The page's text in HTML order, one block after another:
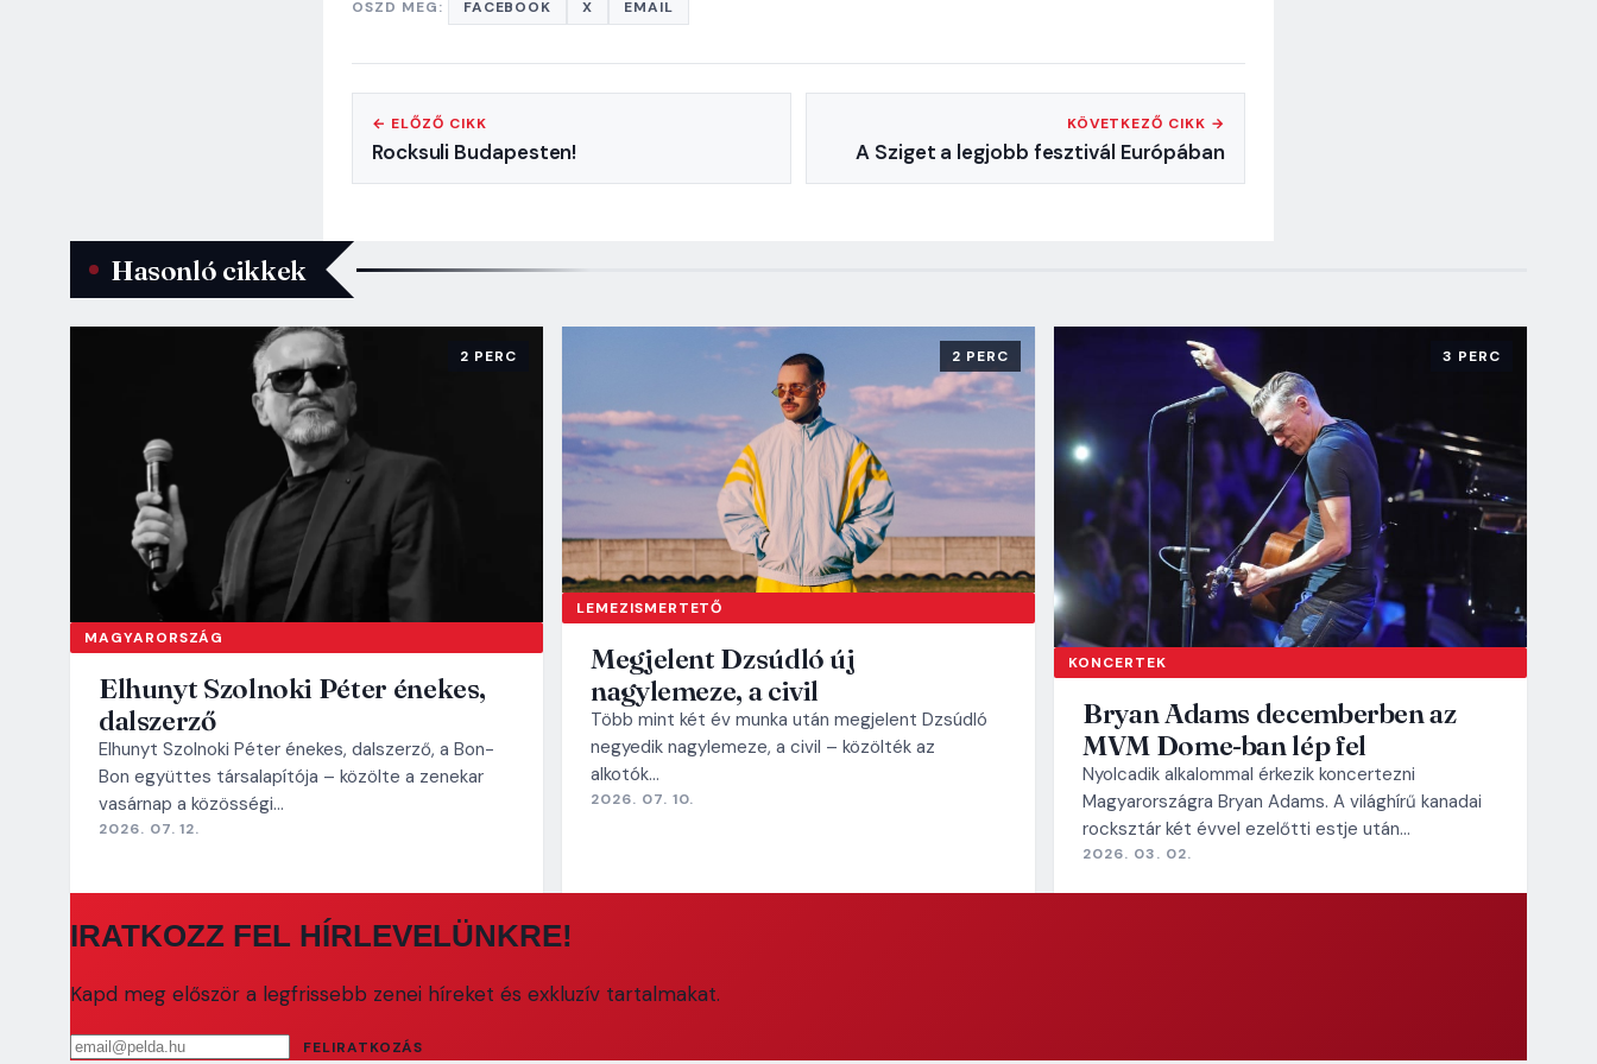
OSZD MEG: FACEBOOK X EMAIL
← ELŐZŐ CIKK
Rocksuli Budapesten!
KÖVETKEZŐ CIKK →
A Sziget a legjobb fesztivál Európában
Hasonló cikkek
MAGYARORSZÁG
2 PERC
Elhunyt Szolnoki Péter énekes,
dalszerző
Elhunyt Szolnoki Péter énekes, dalszerző, a Bon-
Bon együttes társalapítója – közölte a zenekar
vasárnap a közösségi…
2026. 07. 12.
LEMEZISMERTETŐ
2 PERC
Megjelent Dzsúdló új
nagylemeze, a civil
Több mint két év munka után megjelent Dzsúdló
negyedik nagylemeze, a civil – közölték az
alkotók…
2026. 07. 10.
KONCERTEK
3 PERC
Bryan Adams decemberben az
MVM Dome-ban lép fel
Nyolcadik alkalommal érkezik koncertezni
Magyarországra Bryan Adams. A világhírű kanadai
rocksztár két évvel ezelőtti estje után…
2026. 03. 02.
IRATKOZZ FEL HÍRLEVELÜNKRE!
Kapd meg először a legfrissebb zenei híreket és exkluzív tartalmakat.
Email cím
FELIRATKOZÁS